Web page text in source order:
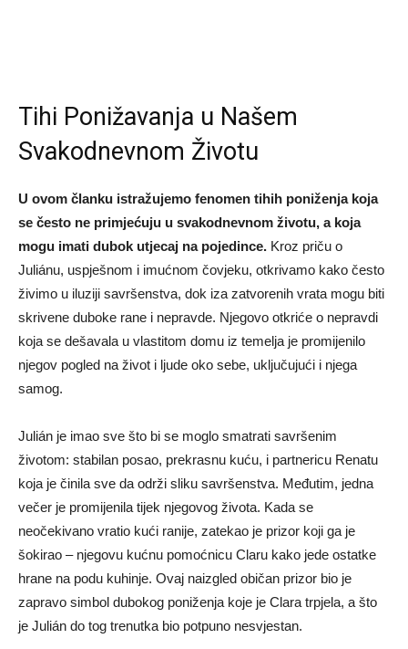
Tihi Ponižavanja u Našem
Svakodnevnom Životu
U ovom članku istražujemo fenomen tihih poniženja koja
se često ne primjećuju u svakodnevnom životu, a koja
mogu imati dubok utjecaj na pojedince. Kroz priču o
Juliánu, uspješnom i imućnom čovjeku, otkrivamo kako često
živimo u iluziji savršenstva, dok iza zatvorenih vrata mogu biti
skrivene duboke rane i nepravde. Njegovo otkriće o nepravdi
koja se dešavala u vlastitom domu iz temelja je promijenilo
njegov pogled na život i ljude oko sebe, uključujući i njega
samog.
Julián je imao sve što bi se moglo smatrati savršenim
životom: stabilan posao, prekrasnu kuću, i partnericu Renatu
koja je činila sve da održi sliku savršenstva. Međutim, jedna
večer je promijenila tijek njegovog života. Kada se
neočekivano vratio kući ranije, zatekao je prizor koji ga je
šokirao – njegovu kućnu pomoćnicu Claru kako jede ostatke
hrane na podu kuhinje. Ovaj naizgled običan prizor bio je
zapravo simbol dubokog poniženja koje je Clara trpjela, a što
je Julián do tog trenutka bio potpuno nesvjestan.